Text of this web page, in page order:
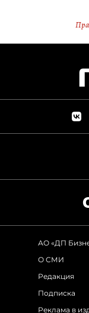
АО «ДП
О СМИ
Редакция
Подписка
Реклама в